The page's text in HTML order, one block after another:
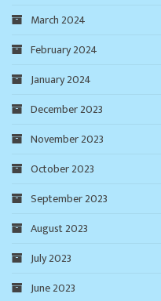
March 2024
February 2024
January 2024
December 2023
November 2023
October 2023
September 2023
August 2023
July 2023
June 2023